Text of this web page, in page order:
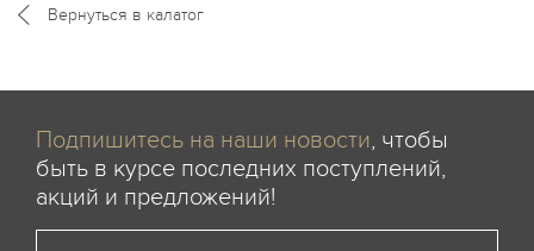
Вернуться в калатог
Подпишитесь на наши новости, чтобы
быть в курсе последних поступлений,
акций и предложений!